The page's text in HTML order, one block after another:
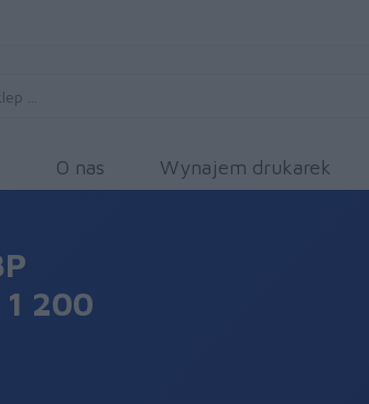
O nas Wynajem drukarek
1 200